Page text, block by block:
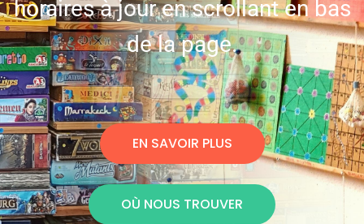
horaires à jour en scrollant en bas
de la page.
EN SAVOIR PLUS
OÙ NOUS TROUVER